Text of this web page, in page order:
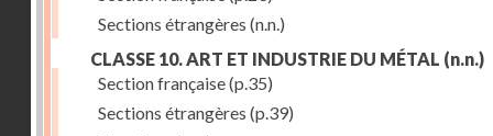
Sections étrangères (n.n.)
CLASSE 10. ART ET INDUSTRIE DU MÉTAL (n.n.)
Section française(p.35)
Sections étrangères (p.39)